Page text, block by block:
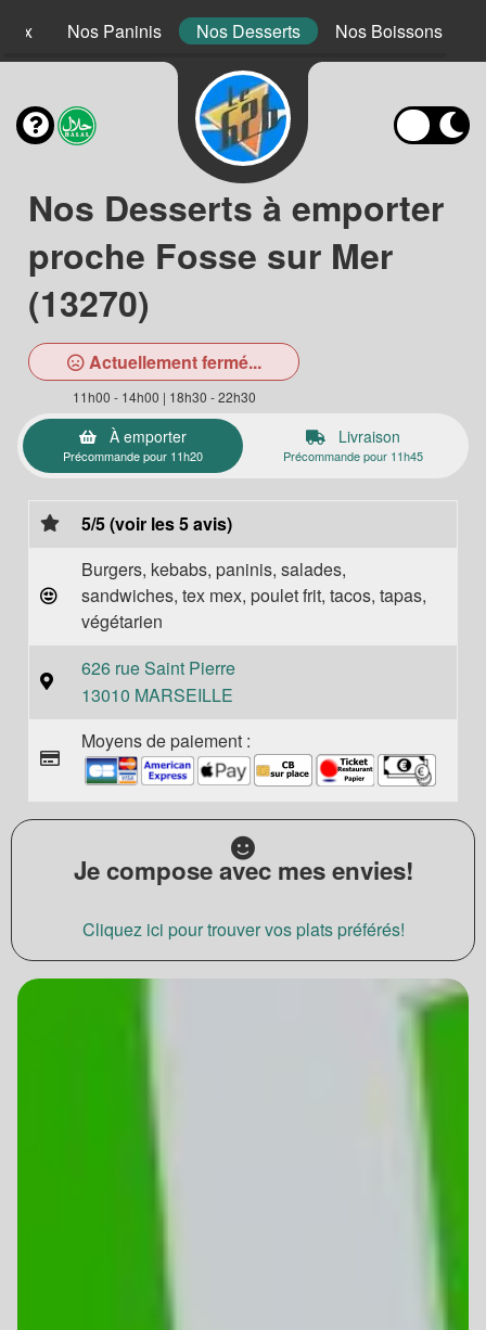
Nos Paninis Nos Desserts Nos Boissons
Nos Desserts à emporter
proche Fosse sur Mer
(13270)
Actuellement fermé...
11h00 - 14h00 | 18h30 - 22h30
À emporter
Précommande pour 11h20
Livraison
Précommande pour 11h45
5/5 (voir les 5 avis)
Burgers, kebabs, paninis, salades,
sandwiches, tex mex, poulet frit, tacos, tapas,
végétarien
626 rue Saint Pierre
13010 MARSEILLE
Moyens de paiement :
Je compose avec mes envies!
Cliquez ici pour trouver vos plats préférés!